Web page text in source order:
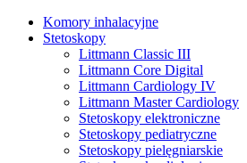
Komory inhalacyjne
Stetoskopy
Littmann Classic III
Littmann Core Digital
Littmann Cardiology IV
Littmann Master Cardiology
Stetoskopy elektroniczne
Stetoskopy pediatryczne
Stetoskopy pielęgniarskie